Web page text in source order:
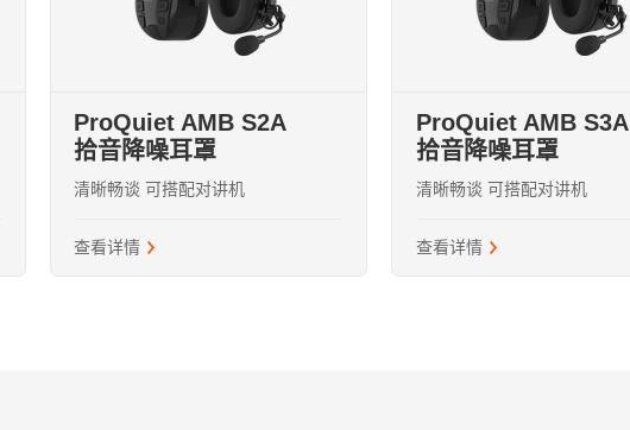
ProQuiet AMB S2A
拾音降噪耳罩
清晰畅谈 可搭配对讲机
查看详情
ProQuiet AMB S3A
拾音降噪耳罩
清晰畅谈 可搭配对讲机
查看详情
了解我们。发送即代表您同意我们的
《隐私政策》。
下一步
400-690-8899
问题 / 建议
送即代表您同意我们的《隐私政策》 。